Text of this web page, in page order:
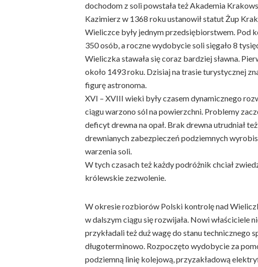
dochodom z soli powstała też Akademia
Kazimierz w 1368 roku ustanowił statut Żup
Wieliczce były jednym przedsiębiorstwem. Pod
350 osób, a roczne wydobycie soli sięgało 8
Wieliczka stawała się coraz bardziej sławna.
około 1493 roku. Dzisiaj na trasie turystycznej
figurę astronoma.
XVI – XVIII wieki były czasem dynamicznego
ciągu warzono sól na powierzchni. Problemy
deficyt drewna na opał. Brak drewna utrudniał
drewnianych zabezpieczeń podziemnych
warzenia soli.
W tych czasach też każdy podróżnik chciał
królewskie zezwolenie.
W okresie rozbiorów Polski kontrolę nad
w dalszym ciągu się rozwijała. Nowi właściciele
przykładali też duż wagę do stanu technicznego
długoterminowo. Rozpoczęto wydobycie za
podziemną linię kolejową, przyzakładową